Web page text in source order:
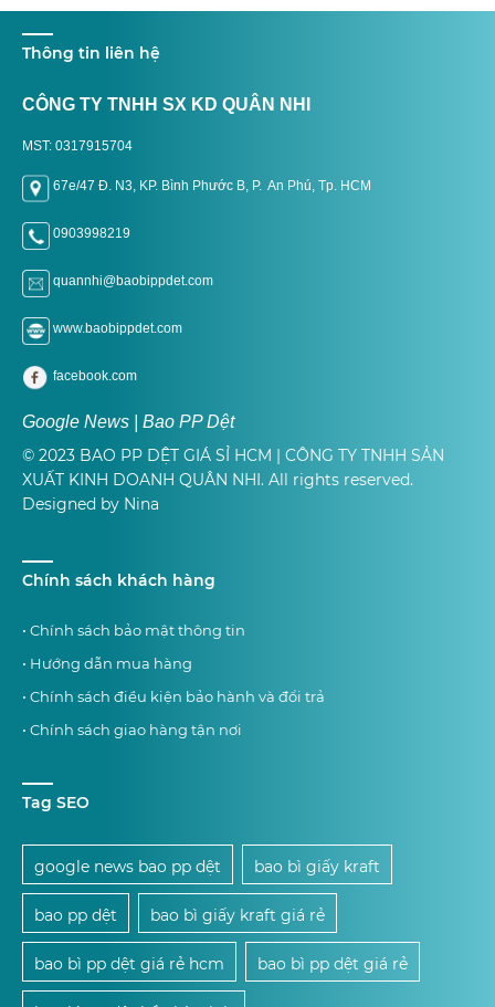
Thông tin liên hệ
CÔNG TY TNHH SX KD QUÂN NHI
MST: 0317915704
67e/47 Đ. N3, KP. Bình Phước B, P. An Phú, Tp. HCM
0903998219
quannhi@baobippdet.com
www.baobippdet.com
facebook.com
Google News | Bao PP Dệt
© 2023 BAO PP DỆT GIÁ SỈ HCM | CÔNG TY TNHH SẢN
XUẤT KINH DOANH QUÂN NHI. All rights reserved.
Designed by Nina
Chính sách khách hàng
• Chính sách bảo mật thông tin
• Hướng dẫn mua hàng
• Chính sách điều kiện bảo hành và đổi trả
• Chính sách giao hàng tận nơi
Tag SEO
google news bao pp dệt bao bì giấy kraft
bao pp dệt bao bì giấy kraft giá rẻ
bao bì pp dệt giá rẻ hcm bao bì pp dệt giá rẻ